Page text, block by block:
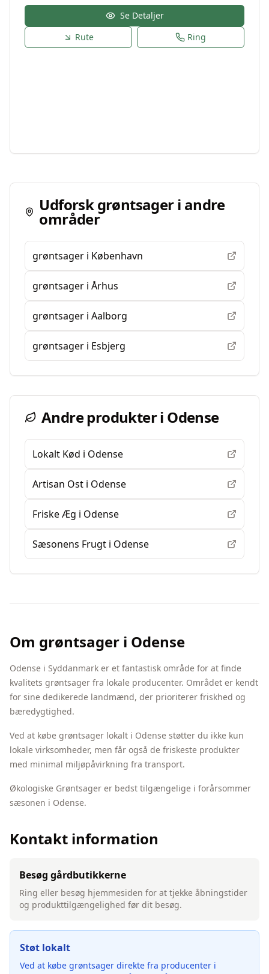
Se Detaljer
Rute
Ring
Udforskgrøntsageri andre
områder
grøntsager i København
grøntsager i Århus
grøntsager i Aalborg
grøntsager i Esbjerg
Andre produkter i Odense
Lokalt Kød i Odense
Artisan Ost i Odense
Friske Æg i Odense
Sæsonens Frugt i Odense
Om grøntsager i Odense
Odense i Syddanmark er et fantastisk område for at finde
kvalitets grøntsager fra lokale producenter. Området er kendt
for sine dedikerede landmænd, der prioriterer friskhed og
bæredygtighed.
Ved at købe grøntsager lokalt i Odense støtter du ikke kun
lokale virksomheder, men får også de friskeste produkter
med minimal miljøpåvirkning fra transport.
Økologiske Grøntsager er bedst tilgængelige i forårsommer
sæsonen i Odense.
Kontakt information
Besøg gårdbutikkerne
Ring eller besøg hjemmesiden for at tjekke åbningstider
og produkttilgængelighed før dit besøg.
Støt lokalt
Ved at købe grøntsager direkte fra producenter i